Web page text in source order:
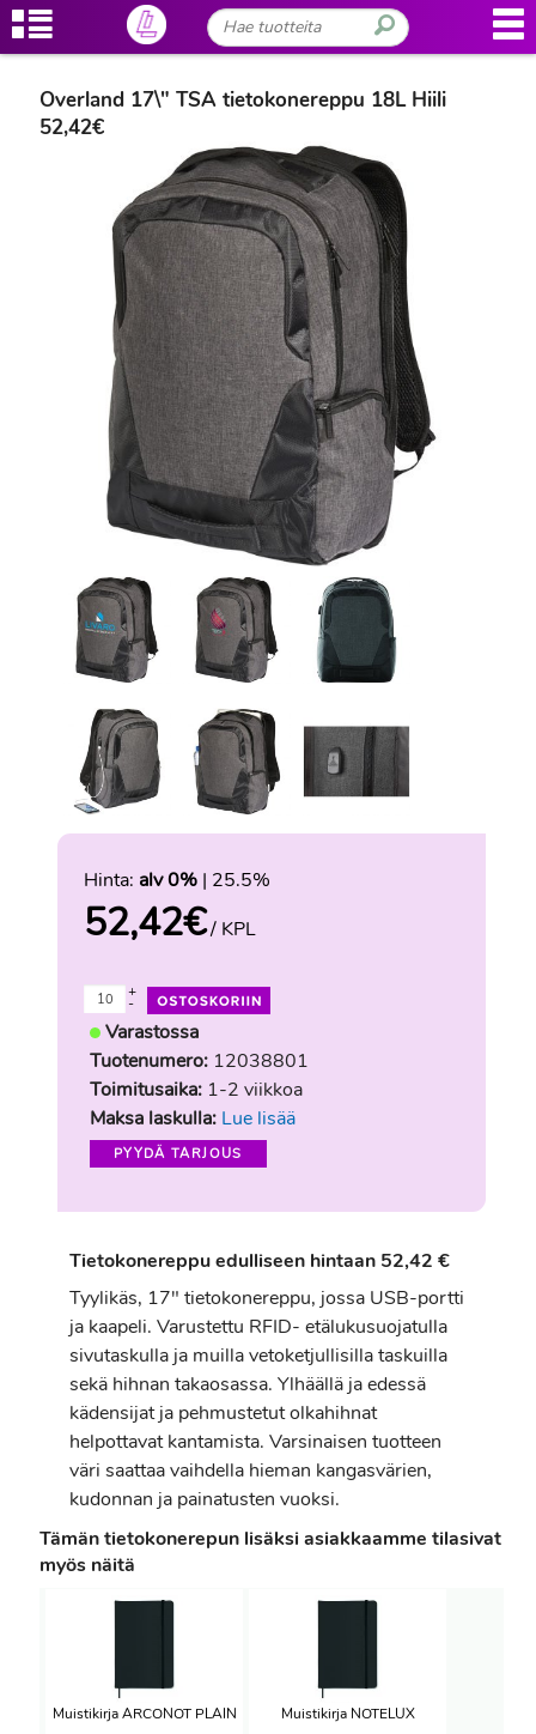
Overland 17\" TSA tietokonereppu 18L Hiili
52,42€
Hinta: alv 0% | 25.5%
52,42€/ KPL
-
+
Varastossa
Tuotenumero: 12038801
Toimitusaika: 1-2 viikkoa
Maksa laskulla: Lue lisää
PYYDÄ TARJOUS
Tietokonereppu edulliseen hintaan 52,42 €
Tyylikäs, 17" tietokonereppu, jossa USB-portti
ja kaapeli. Varustettu RFID- etälukusuojatulla
sivutaskulla ja muilla vetoketjullisilla taskuilla
sekä hihnan takaosassa. Ylhäällä ja edessä
kädensijat ja pehmustetut olkahihnat
helpottavat kantamista. Varsinaisen tuotteen
väri saattaa vaihdella hieman kangasvärien,
kudonnan ja painatusten vuoksi.
Tämän tietokonerepun lisäksi asiakkaamme tilasivat
myös näitä
Muistikirja ARCONOT PLAIN Muistikirja NOTELUX